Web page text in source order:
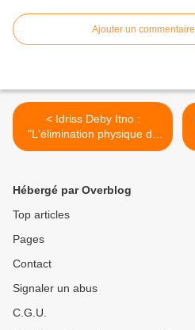
Ajouter un commentaire
< Idriss Deby Itno :
"L'élimination physique de
Khadafi n'a pas été une
Hébergé par Overblog
Top articles
Pages
Contact
Signaler un abus
C.G.U.